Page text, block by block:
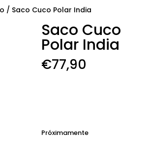
/ Saco Cuco Polar India
Saco Cuco
Polar India
€77,90
Próximamente